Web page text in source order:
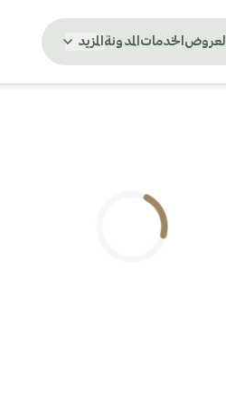
العروض الخدمات المدونة المزيد